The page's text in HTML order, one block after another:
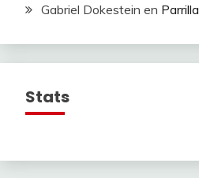
Gabriel Dokestein en
Stats